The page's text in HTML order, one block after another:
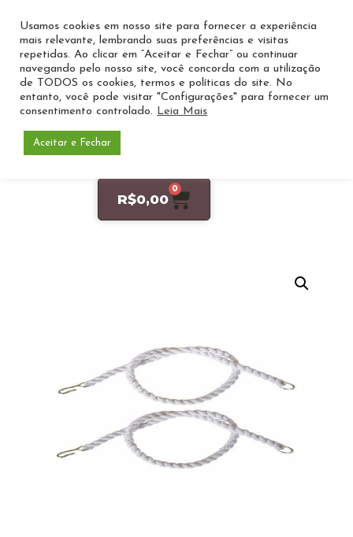
Entre ou Cadastre-se
R$0,00
0
Usamos cookies em nosso site para fornecer a experiência
mais relevante, lembrando suas preferências e visitas
repetidas. Ao clicar em “Aceitar e Fechar” ou continuar
navegando pelo nosso site, você concorda com a utilização
de TODOS os cookies, termos e políticas do site. No
entanto, você pode visitar "Configurações" para fornecer um
consentimento controlado. Leia Mais
Aceitar e Fechar